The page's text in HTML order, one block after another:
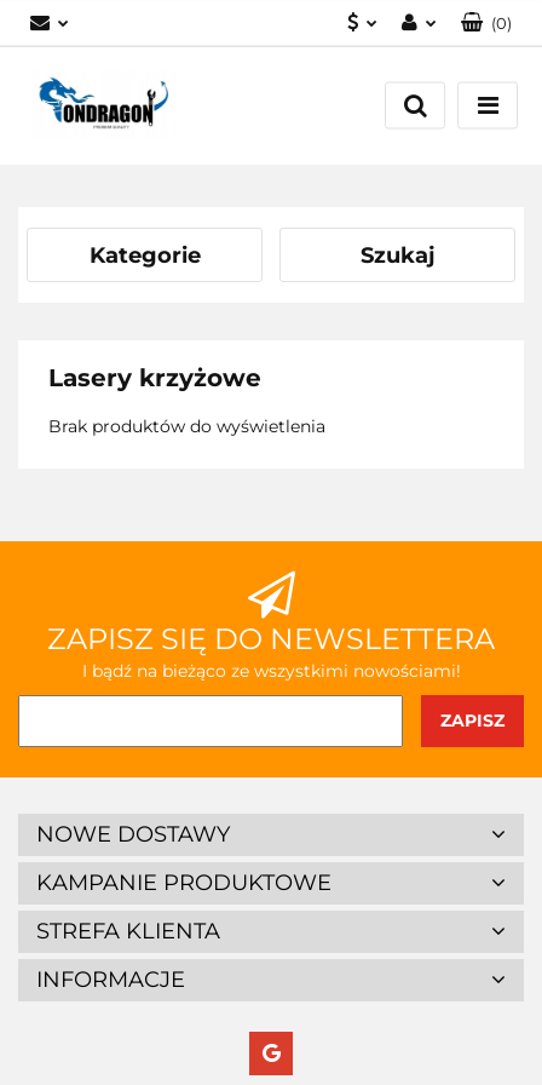
Zaloguj się
Załóż konto
(0)
Kategorie Szukaj
Lasery krzyżowe
Brak produktów do wyświetlenia
ZAPISZ SIĘ DO NEWSLETTERA
I bądź na bieżąco ze wszystkimi nowościami!
NOWE DOSTAWY
KAMPANIE PRODUKTOWE
STREFA KLIENTA
INFORMACJE